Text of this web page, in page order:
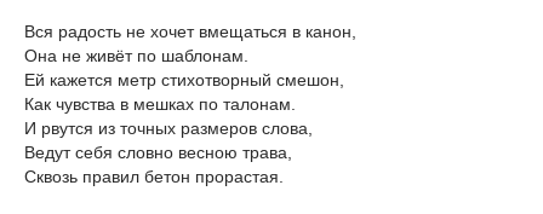
Вся радость не хочет вмещаться в канон,
Она не живёт по шаблонам.
Ей кажется метр стихотворный смешон,
Как чувства в мешках по талонам.
И рвутся из точных размеров слова,
Ведут себя словно весною трава,
Сквозь правил бетон прорастая.